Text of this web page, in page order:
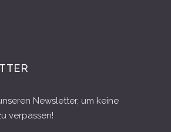
Newsletter, um keine
verpassen!